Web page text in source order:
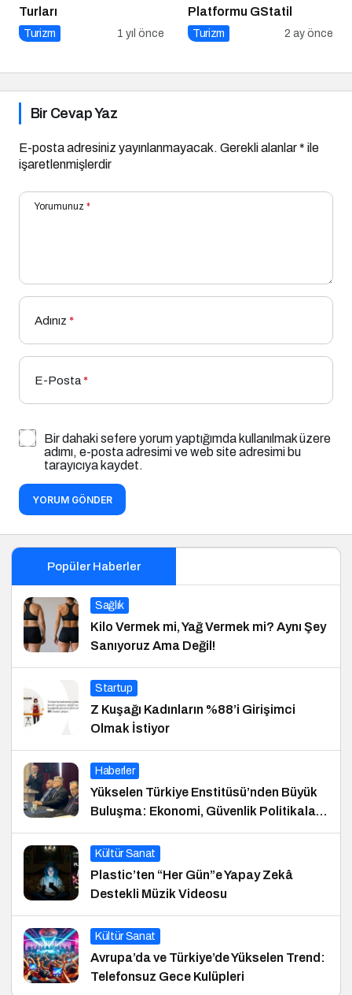
Turları
Turizm 1 yıl önce
Platformu GStatil
Turizm 2 ay önce
Bir Cevap Yaz
E-posta adresiniz yayınlanmayacak. Gerekli alanlar* ile
işaretlenmişlerdir
Yorumunuz *
Adınız *
E-Posta*
Bir dahaki sefere yorum yaptığımda kullanılmak üzere
adımı, e-posta adresimi ve web site adresimi bu
tarayıcıya kaydet.
YORUM GÖNDER
Popüler Haberler
Sağlık
Kilo Vermek mi, Yağ Vermek mi? Aynı Şey
Sanıyoruz Ama Değil!
Startup
Z Kuşağı Kadınların %88’i Girişimci
Olmak İstiyor
Haberler
Yükselen Türkiye Enstitüsü’nden Büyük
Buluşma: Ekonomi, Güvenlik Politikaları
ve Hukuk Konferansı
Kültür Sanat
Plastic’ten “Her Gün”e Yapay Zekâ
Destekli Müzik Videosu
Kültür Sanat
Avrupa’da ve Türkiye’de Yükselen Trend:
Telefonsuz Gece Kulüpleri